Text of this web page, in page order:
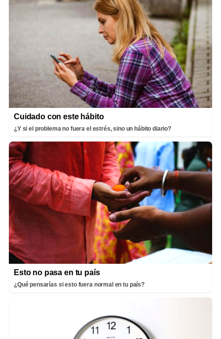
Cuidado con este hábito
¿Y si el problema no fuera el estrés, sino un hábito diario?
Esto no pasa en tu país
¿Qué pensarías si esto fuera normal en tu país?